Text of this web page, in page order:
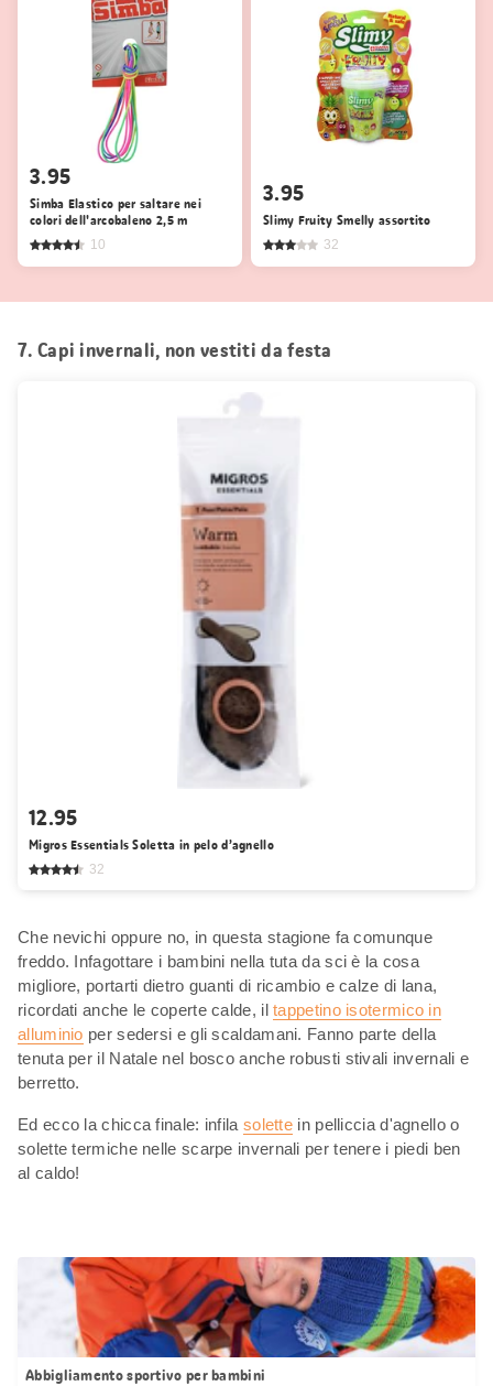
3.95
Simba Elastico per saltare nei
colori dell'arcobaleno 2,5 m
10
3.95
Slimy Fruity Smelly assortito
32
7. Capi invernali, non vestiti da festa
12.95
Migros Essentials Soletta in pelo d’agnello
32
Che nevichi oppure no, in questa stagione fa comunque
freddo. Infagottare i bambini nella tuta da sci è la cosa
migliore, portarti dietro guanti di ricambio e calze di lana,
ricordati anche le coperte calde, iltappetino isotermico in
alluminio per sedersi e gli scaldamani. Fanno parte della
tenuta per il Natale nel bosco anche robusti stivali invernali e
berretto.
Ed ecco la chicca finale: infila solette in pelliccia d'agnello o
solette termiche nelle scarpe invernali per tenere i piedi ben
al caldo!
Abbigliamento sportivo per bambini